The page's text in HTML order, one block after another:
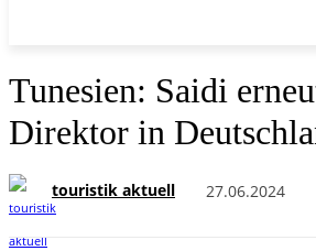
Tunesien: Saidi
Direktor in
touristik aktuell 27.06.2024